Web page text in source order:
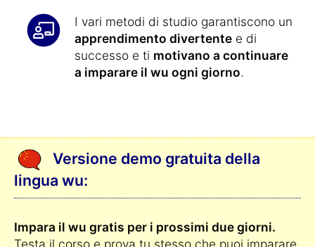
I vari metodi di studio garantiscono un
apprendimento divertente e di
successo e ti motivano a continuare
a imparare il wu ogni giorno.
Versione demo gratuita della
lingua wu:
Impara il wu gratis per i prossimi due giorni.
Testa il corso e prova tu stesso che puoi imparare